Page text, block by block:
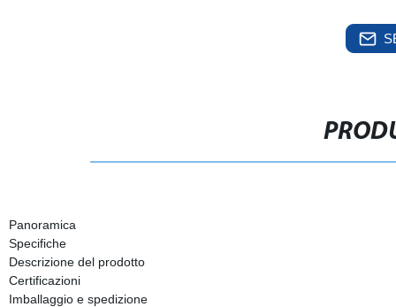
Panoramica
Specifiche
Descrizione del prodotto
Certificazioni
Imballaggio e spedizione